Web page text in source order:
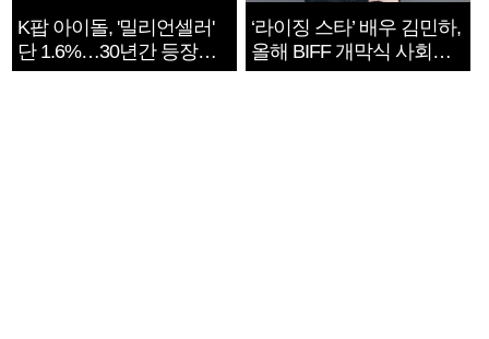
K팝 아이돌, '밀리언셀러'
단 1.6%…30년간 등장
1182개팀 전수조사
‘라이징 스타’ 배우 김민하,
올해 BIFF 개막식 사회자
확정